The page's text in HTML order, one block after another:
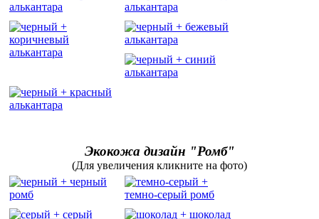
Экокожа дизайн "Ромб"
(Для увеличения кликните на фото)